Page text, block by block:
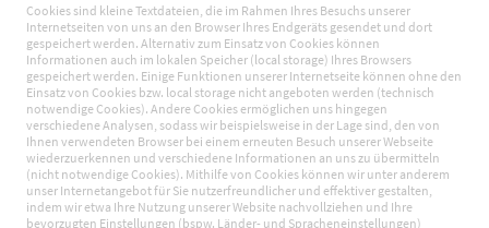
Cookies sind kleine Textdateien, die im Rahmen Ihres Besuchs unserer
Internetseiten von uns an den Browser Ihres Endgeräts gesendet und dort
gespeichert werden. Alternativ zum Einsatz von Cookies können
Informationen auch im lokalen Speicher (local storage) Ihres Browsers
gespeichert werden. Einige Funktionen unserer Internetseite können ohne den
Einsatz von Cookies bzw. local storage nicht angeboten werden (technisch
notwendige Cookies). Andere Cookies ermöglichen uns hingegen
verschiedene Analysen, sodass wir beispielsweise in der Lage sind, den von
Ihnen verwendeten Browser bei einem erneuten Besuch unserer Webseite
wiederzuerkennen und verschiedene Informationen an uns zu übermitteln
(nicht notwendige Cookies). Mithilfe von Cookies können wir unter anderem
unser Internetangebot für Sie nutzerfreundlicher und effektiver gestalten,
indem wir etwa Ihre Nutzung unserer Website nachvollziehen und Ihre
bevorzugten Einstellungen (bspw. Länder- und Spracheneinstellungen)